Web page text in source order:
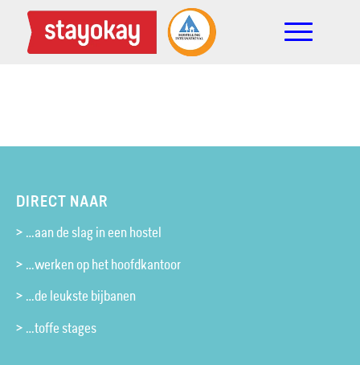
DIRECT NAAR
> …aan de slag in een hostel
> …werken op het hoofdkantoor
> …de leukste bijbanen
> …toffe stages